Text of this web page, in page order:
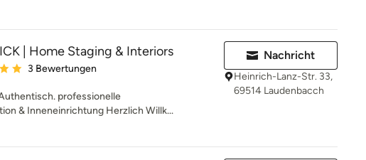
| Home Staging & Interiors
Bewertung: 5 von 5 Sternen
3 Bewertungen
professionelle
& Inneneinrichtung Herzlich Willk...
Nachricht
Heinrich-Lanz-Str. 33,
69514 Laudenbacch